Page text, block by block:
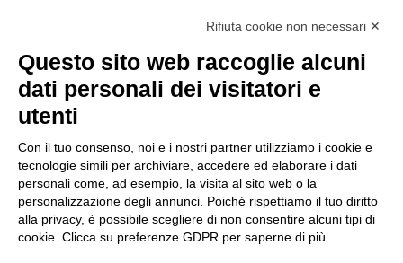
Modello organizzativo, gestione e controllo – D. lgs.
231/2001
Condizioni generali di vendita DKC Power Solutions
Condizioni generali di acquisto
Codice etico
Rifiuta cookie non necessari ✕
Questo sito web raccoglie alcuni
dati personali dei visitatori e
utenti
Con il tuo consenso, noi e i nostri partner utilizziamo i cookie e
tecnologie simili per archiviare, accedere ed elaborare i dati
personali come, ad esempio, la visita al sito web o la
personalizzazione degli annunci. Poiché rispettiamo il tuo diritto
alla privacy, è possibile scegliere di non consentire alcuni tipi di
cookie. Clicca su preferenze GDPR per saperne di più.